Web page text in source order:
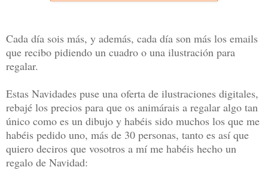
Cada día sois más, y además, cada día son más los emails
que recibo pidiendo un cuadro o una ilustración para
regalar.
Estas Navidades puse una oferta de ilustraciones digitales,
rebajé los precios para que os animárais a regalar algo tan
único como es un dibujo y habéis sido muchos los que me
habéis pedido uno, más de 30 personas, tanto es así que
quiero deciros que vosotros a mí me habéis hecho un
regalo de Navidad: